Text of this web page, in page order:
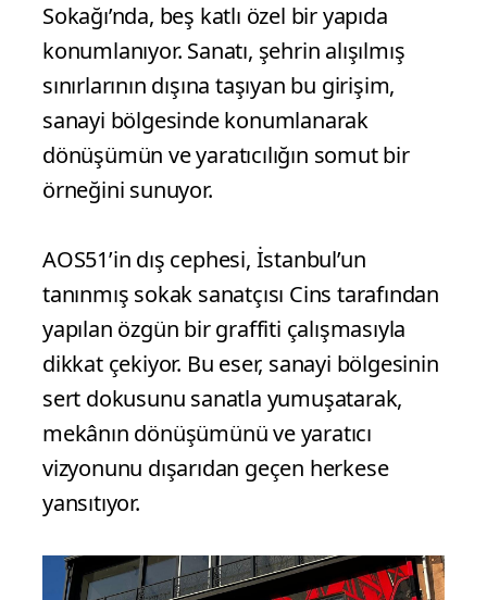
Sokağı’nda, beş katlı özel bir yapıda
konumlanıyor. Sanatı, şehrin alışılmış
sınırlarının dışına taşıyan bu girişim,
sanayi bölgesinde konumlanarak
dönüşümün ve yaratıcılığın somut bir
örneğini sunuyor.
AOS51’in dış cephesi, İstanbul’un
tanınmış sokak sanatçısı Cins tarafından
yapılan özgün bir graffiti çalışmasıyla
dikkat çekiyor. Bu eser, sanayi bölgesinin
sert dokusunu sanatla yumuşatarak,
mekânın dönüşümünü ve yaratıcı
vizyonunu dışarıdan geçen herkese
yansıtıyor.